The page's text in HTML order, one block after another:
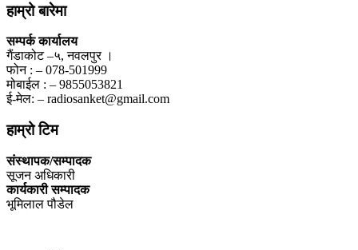
हाम्रो बारेमा
सम्पर्क कार्यालय
गैंडाकोट –५, नवलपुर ।
फोन : – 078-501999
मोबाईल : – 9855053821
ई-मेल: – radiosanket@gmail.com
हाम्रो टिम
संस्थापक/सम्पादक
सूजन अधिकारी
कार्यकारी सम्पादक
भूमिलाल पौडेल